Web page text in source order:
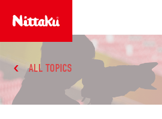
ALL TOPICS